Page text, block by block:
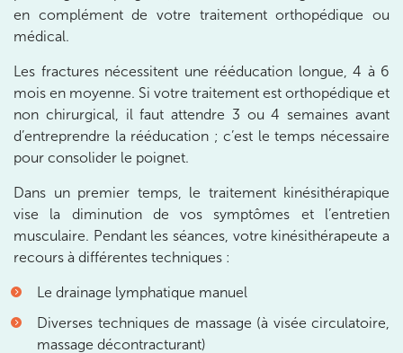
en complément de votre traitement orthopédique ou
médical.
Les fractures nécessitent une rééducation longue, 4 à 6
mois en moyenne. Si votre traitement est orthopédique et
non chirurgical, il faut attendre 3 ou 4 semaines avant
d’entreprendre la rééducation ; c’est le temps nécessaire
pour consolider le poignet.
Dans un premier temps, le traitement kinésithérapique
vise la diminution de vos symptômes et l’entretien
musculaire. Pendant les séances, votre kinésithérapeute a
recours à différentes techniques :
Le drainage lymphatique manuel
Diverses techniques de massage (à visée circulatoire,
massage décontracturant)
199 Bd Saint-Germain 75007 Paris
Prenez RDV sur
Prenez RDV sur
1 Rue Mertens 92600 Bois-Colombes
1 Rue Mertens 92600 Bois-Colombes
01 43 50 50 81
Prenez RDV sur